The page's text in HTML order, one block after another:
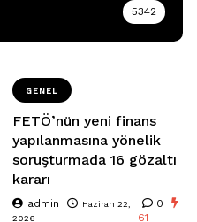
5342
GENEL
FETÖ’nün yeni finans
yapılanmasına yönelik
soruşturmada 16 gözaltı
kararı
admin
Haziran 22,
2026
0
61